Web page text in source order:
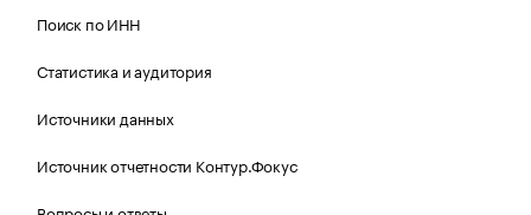
Поиск по ИНН
Статистика и аудитория
Источники данных
Источник отчетности Контур.Фокус